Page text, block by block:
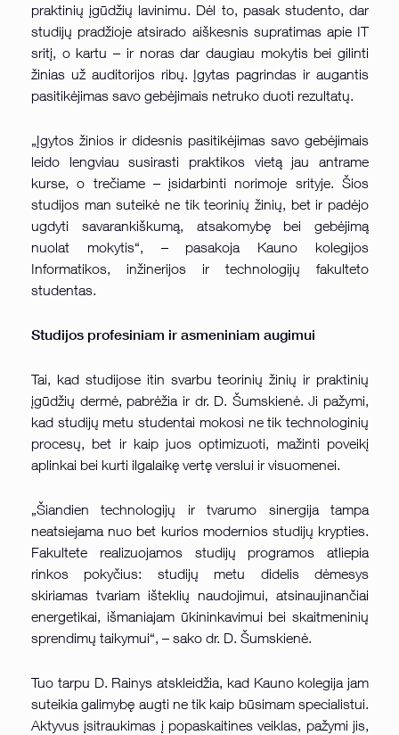
praktinių įgūdžių lavinimu. Dėl to, pasak studento, dar
studijų pradžioje atsirado aiškesnis supratimas apie IT
sritį, o kartu – ir noras dar daugiau mokytis bei gilinti
žinias už auditorijos ribų. Įgytas pagrindas ir augantis
pasitikėjimas savo gebėjimais netruko duoti rezultatų.
„Įgytos žinios ir didesnis pasitikėjimas savo gebėjimais
leido lengviau susirasti praktikos vietą jau antrame
kurse, o trečiame – įsidarbinti norimoje srityje. Šios
studijos man suteikė ne tik teorinių žinių, bet ir padėjo
ugdyti savarankiškumą, atsakomybę bei gebėjimą
nuolat mokytis“, – pasakoja Kauno kolegijos
Informatikos, inžinerijos ir technologijų fakulteto
studentas.
Studijos profesiniam ir asmeniniam augimui
Tai, kad studijose itin svarbu teorinių žinių ir praktinių
įgūdžių dermė, pabrėžia ir dr. D. Šumskienė. Ji pažymi,
kad studijų metu studentai mokosi ne tik technologinių
procesų, bet ir kaip juos optimizuoti, mažinti poveikį
aplinkai bei kurti ilgalaikę vertę verslui ir visuomenei.
„Šiandien technologijų ir tvarumo sinergija tampa
neatsiejama nuo bet kurios modernios studijų krypties.
Fakultete realizuojamos studijų programos atliepia
rinkos pokyčius: studijų metu didelis dėmesys
skiriamas tvariam išteklių naudojimui, atsinaujinančiai
energetikai, išmaniajam ūkininkavimui bei skaitmeninių
sprendimų taikymui“, – sako dr. D. Šumskienė.
Tuo tarpu D. Rainys atskleidžia, kad Kauno kolegija jam
suteikia galimybę augti ne tik kaip būsimam specialistui.
Aktyvus įsitraukimas į popaskaitines veiklas, pažymi jis,